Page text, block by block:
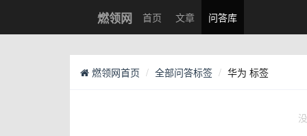
燃领网 首页 文章 问答库
燃领网首页 全部问答标签 华为 标签